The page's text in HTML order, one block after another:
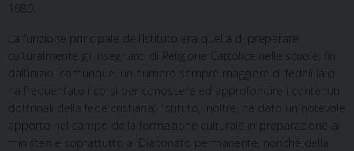
1989.
La funzione principale dell’Istituto era quella di preparare
culturalmente gli insegnanti di Religione Cattolica nelle scuole; fin
dall’inizio, comunque, un numero sempre maggiore di fedeli laici
ha frequentato i corsi per conoscere ed approfondire i contenuti
dottrinali della fede cristiana; l’Istituto, inoltre, ha dato un notevole
apporto nel campo della formazione culturale in preparazione ai
ministeri e soprattutto al Diaconato permanente, nonché della